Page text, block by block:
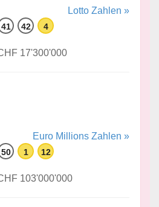
Lotto Zahlen »
41 42 4
17'300'000
Euro Millions Zahlen »
50 1 12
103'000'000